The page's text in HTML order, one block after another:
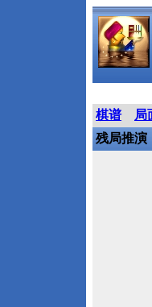
棋谱 局
残局推演